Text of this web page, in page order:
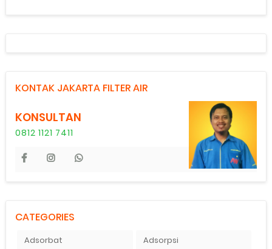
KONTAK JAKARTA FILTER AIR
KONSULTAN
0812 1121 7411
CATEGORIES
Adsorbat Adsorpsi